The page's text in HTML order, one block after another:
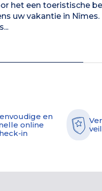
het een toeristische
uw vakantie in
en
online
in